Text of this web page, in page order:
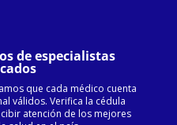
de especialistas
que cada médico cuenta
válidos. Verifica la cédula
atención de los mejores